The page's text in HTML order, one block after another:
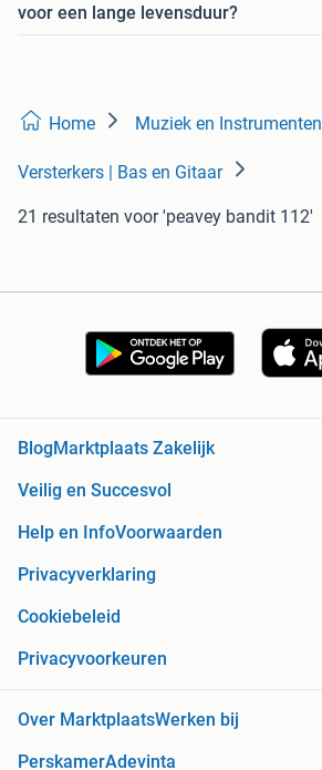
voor een lange levensduur?
Home Muziek en Instrumenten
Versterkers | Bas en Gitaar
21 resultaten voor 'peavey bandit 112'
BlogMarktplaats Zakelijk
Veilig en Succesvol
Help en InfoVoorwaarden
Privacyverklaring
Cookiebeleid
Privacyvoorkeuren
Over MarktplaatsWerken bij
PerskamerAdevinta